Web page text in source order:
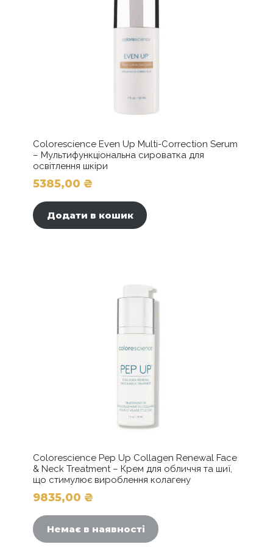
Colorescience Even Up Multi-Correction Serum
– Мультифункціональна сироватка для
освітлення шкіри
5385,00 ₴
Додати в кошик
Colorescience Pep Up Collagen Renewal Face
& Neck Treatment – Крем для обличчя та шиї,
що стимулює вироблення колагену
9835,00 ₴
Немає в наявності